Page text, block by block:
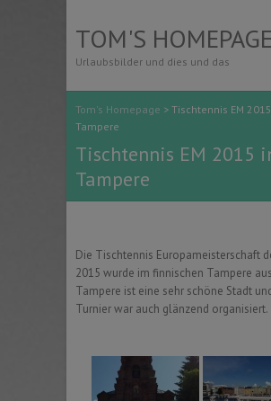
TOM'S HOMEPAGE
Urlaubsbilder und dies und das
Tom's Homepage > Tischtennis EM
Tampere
Tischtennis EM 2015
Tampere
Die Tischtennis Europameisterschaft
2015 wurde im finnischen Tampere
Tampere ist eine sehr schöne Stadt
Turnier war auch glänzend organisiert.